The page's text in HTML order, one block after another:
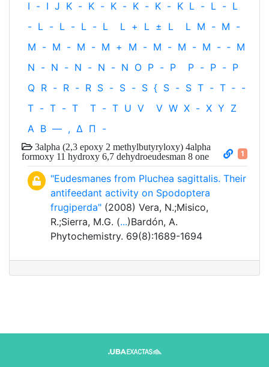
I - I J K - K - K - K - K - K L - L - L
- L - L - L - L L + L ± L L M - M -
M - M - M - M + M - M - M - M - ‐ M
N - N - N - N - N O P - P P - P - P
Q R - R - R S - S - S { S - S T - T ‐ -
T - T - T T - T U V V W X - X Y Z
Α Β — , Δ Π -
3alpha (2,3 epoxy 2 methylbutyryloxy) 4alpha
formoxy 11 hydroxy 6,7 dehydroeudesman 8 one
1
"Eudesmanes from Pluchea sagittalis. Their
antifeedant activity on Spodoptera
frugiperda" (2008) Vera, N.;Misico,
R.;Sierra, M.G. (...)Bardón, A.
Phytochemistry. 69(8):1689-1694